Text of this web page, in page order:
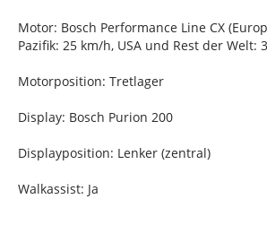
Motor: Bosch Performance Line CX
Pazifik: 25 km/h, USA und Rest der Welt:
Motorposition: Tretlager
Display: Bosch Purion 200
Displayposition: Lenker (zentral)
Walkassist: Ja